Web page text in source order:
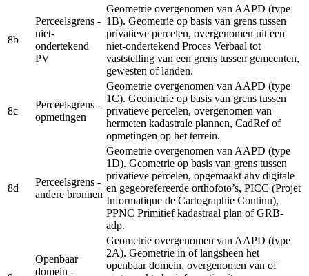
8b
Perceelsgrens -
niet-
ondertekend
PV
Geometrie overgenomen van AAPD (type
1B). Geometrie op basis van grens tussen
privatieve percelen, overgenomen uit een
niet-ondertekend Proces Verbaal tot
vaststelling van een grens tussen gemeenten,
gewesten of landen.
8c
Perceelsgrens -
opmetingen
Geometrie overgenomen van AAPD (type
1C). Geometrie op basis van grens tussen
privatieve percelen, overgenomen van
hermeten kadastrale plannen, CadRef of
opmetingen op het terrein.
8d
Perceelsgrens -
andere bronnen
Geometrie overgenomen van AAPD (type
1D). Geometrie op basis van grens tussen
privatieve percelen, opgemaakt ahv digitale
en gegeorefereerde orthofoto’s, PICC (Projet
Informatique de Cartographie Continu),
PPNC Primitief kadastraal plan of GRB-
adp.
Openbaar
domein -
Geometrie overgenomen van AAPD (type
2A). Geometrie in of langsheen het
openbaar domein, overgenomen van of